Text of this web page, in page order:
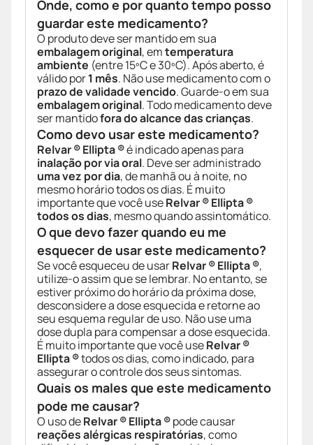
Onde, como e por quanto tempo posso
guardar este medicamento?
O produto deve ser mantido em sua
embalagem original, emtemperatura
ambiente (entre 15ºC e 30ºC). Após aberto, é
válido por1 mês. Não use medicamento com o
prazo de validade vencido. Guarde-o em sua
embalagem original. Todo medicamento deve
ser mantidofora do alcance das crianças.
Como devo usar este medicamento?
Relvar ® Ellipta ®é indicado apenas para
inalação por via oral. Deve ser administrado
uma vez por dia, de manhã ou à noite, no
mesmo horário todos os dias. É muito
importante que você useRelvar ® Ellipta ®
todos os dias, mesmo quando assintomático.
O que devo fazer quando eu me
esquecer de usar este medicamento?
Se você esqueceu de usarRelvar ® Ellipta ®,
utilize-o assim que se lembrar. No entanto, se
estiver próximo do horário da próxima dose,
desconsidere a dose esquecida e retorne ao
seu esquema regular de uso. Não use uma
dose dupla para compensar a dose esquecida.
É muito importante que você useRelvar ®
Ellipta ®todos os dias, como indicado, para
assegurar o controle dos seus sintomas.
Quais os males que este medicamento
pode me causar?
O uso deRelvar ® Ellipta ®pode causar
reações alérgicas respiratórias, como